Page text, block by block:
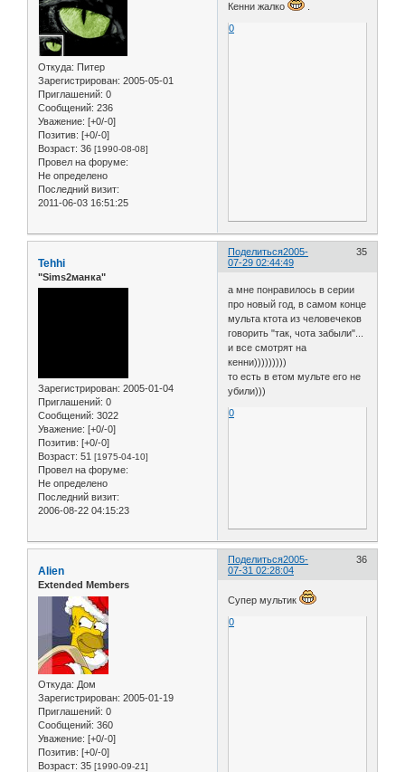
Откуда: Питер
Зарегистрирован: 2005-05-01
Приглашений: 0
Сообщений: 236
Уважение: [+0/-0]
Позитив: [+0/-0]
Возраст: 36 [1990-08-08]
Провел на форуме:
Не определено
Последний визит:
2011-06-03 16:51:25
Кенни жалко
0
Поделиться 35
2005-
07-29 02:44:49
Tehhi
"Sims2манка"
Зарегистрирован: 2005-01-04
Приглашений: 0
Сообщений: 3022
Уважение: [+0/-0]
Позитив: [+0/-0]
Возраст: 51 [1975-04-10]
Провел на форуме:
Не определено
Последний визит:
2006-08-22 04:15:23
а мне понравилось в серии
про новый год, в самом конце
мульта ктота из человечеков
говорить "так, чота забыли"...
и все смотрят на
кенни)))))))))
то есть в етом мульте его не
убили)))
0
Поделиться 36
2005-
07-31 02:28:04
Alien
Extended Members
Откуда: Дом
Зарегистрирован: 2005-01-19
Приглашений: 0
Сообщений: 360
Уважение: [+0/-0]
Позитив: [+0/-0]
Возраст: 35 [1990-09-21]
Супер мультик
0